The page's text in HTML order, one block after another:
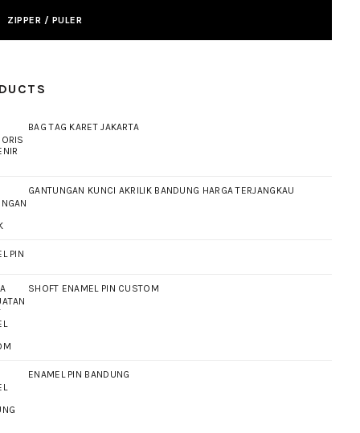
ZIPPER / PULER
BAG TAG KARET JAKARTA
GANTUNGAN KUNCI AKRILIK BANDUNG HARGA TERJANGKAU
PIN
SHOFT ENAMEL PIN CUSTOM
ENAMEL PIN BANDUNG